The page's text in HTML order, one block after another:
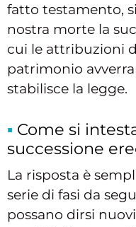
fatto testamento,
nostra morte la
cui le attribuzioni
patrimonio
stabilisce la legge.
Come si
successione
La risposta è
serie di fasi da
possano dirsi